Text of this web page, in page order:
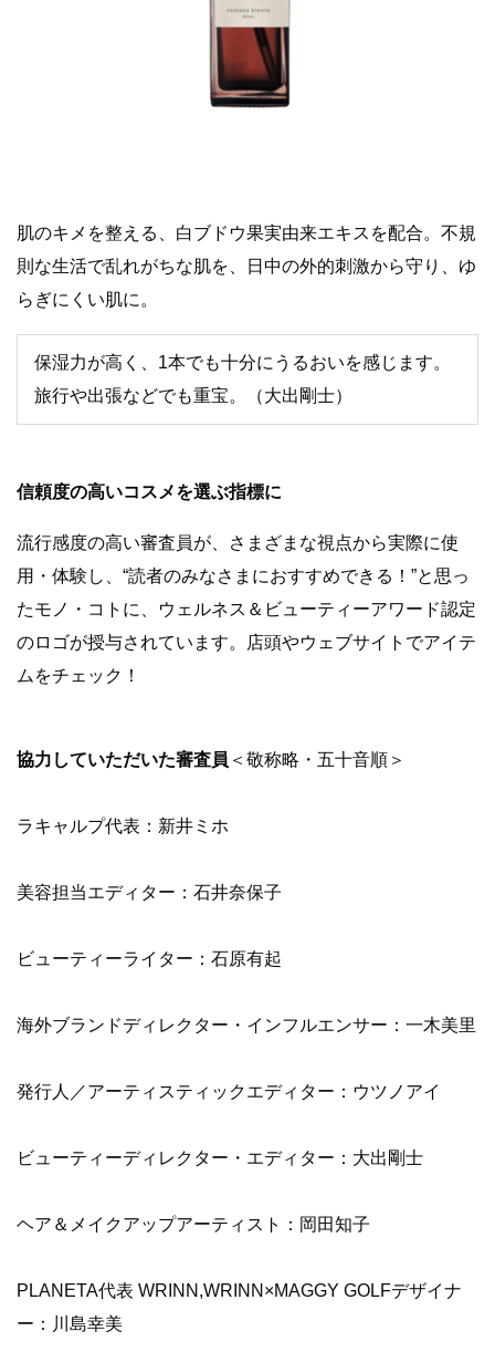
肌のキメを整える、白ブドウ果実由来エキスを配合。不規
則な生活で乱れがちな肌を、日中の外的刺激から守り、ゆ
らぎにくい肌に。
保湿力が高く、1本でも十分にうるおいを感じます。
旅行や出張などでも重宝。（大出剛士）
信頼度の高いコスメを選ぶ指標に
流行感度の高い審査員が、さまざまな視点から実際に使
用・体験し、“読者のみなさまにおすすめできる！”と思っ
たモノ・コトに、ウェルネス＆ビューティーアワード認定
のロゴが授与されています。店頭やウェブサイトでアイテ
ムをチェック！
協力していただいた審査員 ＜敬称略・五十音順＞
ラキャルプ代表：新井ミホ
美容担当エディター：石井奈保子
ビューティーライター：石原有起
海外ブランドディレクター・インフルエンサー：一木美里
発行人／アーティスティックエディター：ウツノアイ
ビューティーディレクター・エディター：大出剛士
ヘア＆メイクアップアーティスト：岡田知子
PLANETA代表 WRINN,WRINN×MAGGY GOLFデザイナ
ー：川島幸美